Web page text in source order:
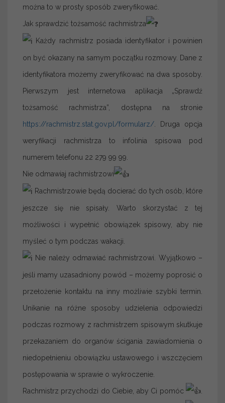
można to w prosty sposób zweryfikować.
Jak sprawdzić tożsamość rachmistrza
Każdy rachmistrz posiada identyfikator i powinien
on być okazany na samym początku rozmowy. Dane z
identyfikatora możemy zweryfikować na dwa sposoby.
Pierwszym jest internetowa aplikacja „Sprawdź
tożsamość rachmistrza”, dostępna na stronie
https://rachmistrz.stat.gov.pl/formularz/ . Druga opcja
weryfikacji rachmistrza to infolinia spisowa pod
numerem telefonu 22 279 99 99.
Nie odmawiaj rachmistrzowi
Rachmistrzowie będą docierać do tych osób, które
jeszcze się nie spisały. Warto skorzystać z tej
możliwości i wypełnić obowiązek spisowy, aby nie
myśleć o tym podczas wakacji.
Nie należy odmawiać rachmistrzowi. Wyjątkowo –
jeśli mamy uzasadniony powód – możemy poprosić o
przełożenie kontaktu na inny możliwie szybki termin.
Unikanie na różne sposoby udzielenia odpowiedzi
podczas rozmowy z rachmistrzem spisowym skutkuje
przekazaniem do organów ścigania zawiadomienia o
niedopełnieniu obowiązku ustawowego i wszczęciem
postępowania w sprawie o wykroczenie.
Rachmistrz przychodzi do Ciebie, aby Ci pomóc